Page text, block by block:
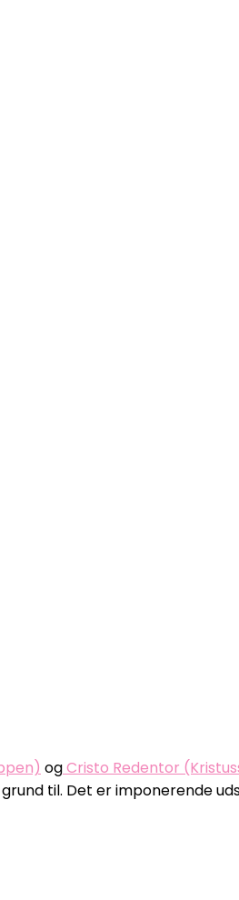
ogCristo Redentor
grund til. Det er imponerende